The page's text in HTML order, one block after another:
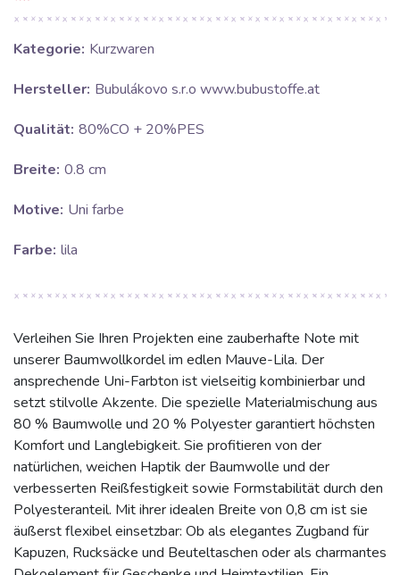
Kategorie: Kurzwaren
Hersteller: Bubulákovo s.r.o www.bubustoffe.at
Qualität: 80%CO + 20%PES
Breite: 0.8 cm
Motive: Uni farbe
Farbe: lila
Verleihen Sie Ihren Projekten eine zauberhafte Note mit
unserer Baumwollkordel im edlen Mauve-Lila. Der
ansprechende Uni-Farbton ist vielseitig kombinierbar und
setzt stilvolle Akzente. Die spezielle Materialmischung aus
80 % Baumwolle und 20 % Polyester garantiert höchsten
Komfort und Langlebigkeit. Sie profitieren von der
natürlichen, weichen Haptik der Baumwolle und der
verbesserten Reißfestigkeit sowie Formstabilität durch den
Polyesteranteil. Mit ihrer idealen Breite von 0,8 cm ist sie
äußerst flexibel einsetzbar: Ob als elegantes Zugband für
Kapuzen, Rucksäcke und Beuteltaschen oder als charmantes